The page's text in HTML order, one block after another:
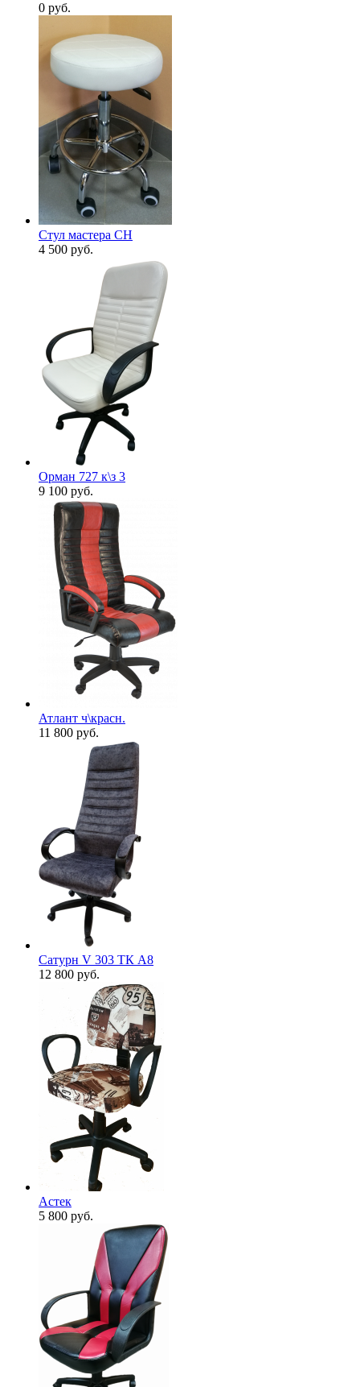
0 руб.
Стул мастера CH
4 500 руб.
Орман 727 к\з 3
9 100 руб.
Атлант ч\красн.
11 800 руб.
Сатурн V 303 ТК А8
12 800 руб.
Астек
5 800 руб.